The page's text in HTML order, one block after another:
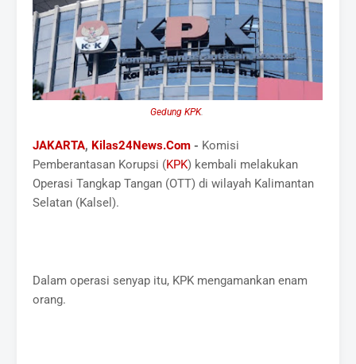
Gedung KPK.
JAKARTA, Kilas24News.Com - Komisi
Pemberantasan Korupsi (KPK) kembali melakukan
Operasi Tangkap Tangan (OTT) di wilayah Kalimantan
Selatan (Kalsel).
Dalam operasi senyap itu, KPK mengamankan enam
orang.